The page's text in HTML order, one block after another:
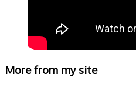
More from my site